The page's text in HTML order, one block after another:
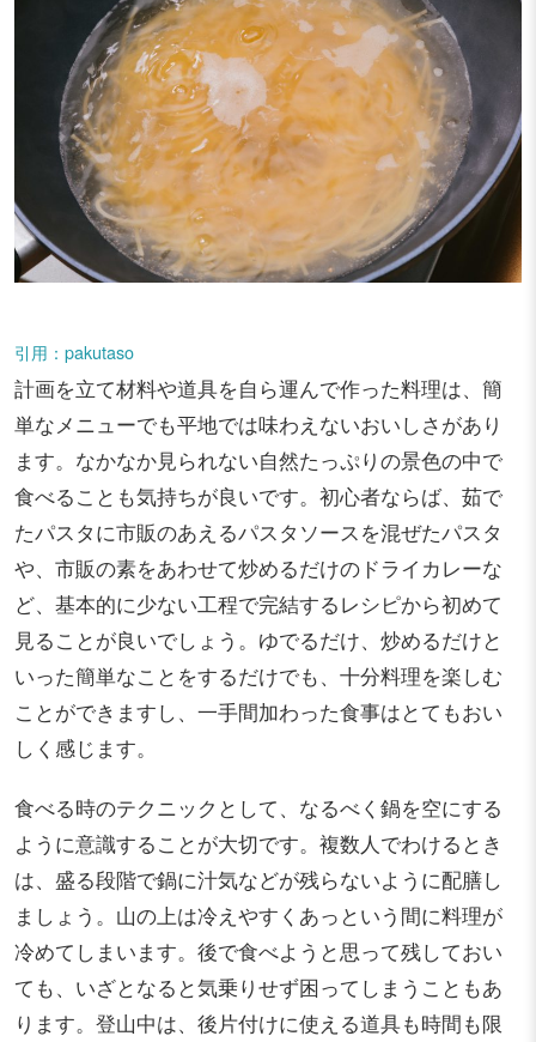
引用：pakutaso
計画を立て材料や道具を自ら運んで作った料理は、簡
単なメニューでも平地では味わえないおいしさがあり
ます。なかなか見られない自然たっぷりの景色の中で
食べることも気持ちが良いです。初心者ならば、茹で
たパスタに市販のあえるパスタソースを混ぜたパスタ
や、市販の素をあわせて炒めるだけのドライカレーな
ど、基本的に少ない工程で完結するレシピから初めて
見ることが良いでしょう。ゆでるだけ、炒めるだけと
いった簡単なことをするだけでも、十分料理を楽しむ
ことができますし、一手間加わった食事はとてもおい
しく感じます。
食べる時のテクニックとして、なるべく鍋を空にする
ように意識することが大切です。複数人でわけるとき
は、盛る段階で鍋に汁気などが残らないように配膳し
ましょう。山の上は冷えやすくあっという間に料理が
冷めてしまいます。後で食べようと思って残しておい
ても、いざとなると気乗りせず困ってしまうこともあ
ります。登山中は、後片付けに使える道具も時間も限